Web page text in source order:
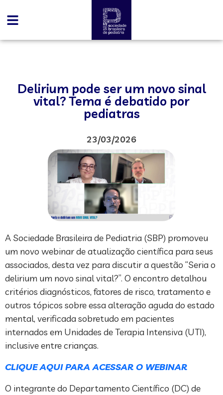
Delirium pode ser um novo sinal
vital? Tema é debatido por
pediatras
23/03/2026
A Sociedade Brasileira de Pediatria (SBP) promoveu
um novo webinar de atualização científica para seus
associados, desta vez para discutir a questão “Seria o
delirium um novo sinal vital?”. O encontro detalhou
critérios diagnósticos, fatores de risco, tratamento e
outros tópicos sobre essa alteração aguda do estado
mental, verificada sobretudo em pacientes
internados em Unidades de Terapia Intensiva (UTI),
inclusive entre crianças.
CLIQUE AQUI PARA ACESSAR O WEBINAR
O integrante do Departamento Científico (DC) de